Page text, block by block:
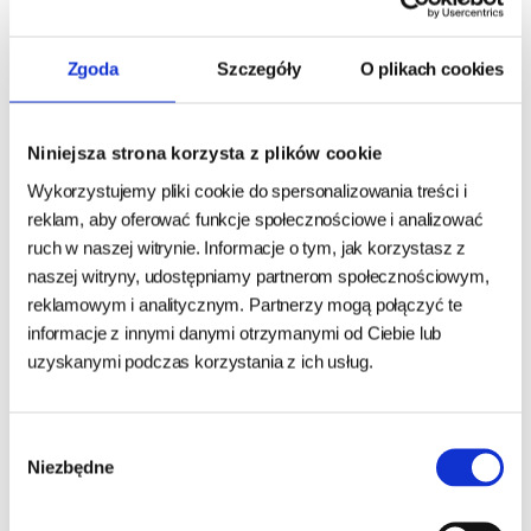
Zgoda Szczegóły O plikach cookies
Niniejsza strona korzysta z plików cookie
Wykorzystujemy pliki cookie do spersonalizowania treści i
reklam, aby oferować funkcje społecznościowe i analizować
ruch w naszej witrynie. Informacje o tym, jak korzystasz z
naszej witryny, udostępniamy partnerom społecznościowym,
reklamowym i analitycznym. Partnerzy mogą połączyć te
informacje z innymi danymi otrzymanymi od Ciebie lub
uzyskanymi podczas korzystania z ich usług.
zgody
Niezbędne
Holista Chlorella 100g
24h - cała Polska- towar na magazynie
52,50 zł 45,99 zł
459,90 zł/kg
DO KOSZYKA
Mini - dla małych zwierząt -
24h - cała Polska- towar na magazynie
65,50 zł
2,18 zł/kaps
DO KOSZYKA